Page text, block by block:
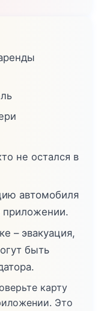
не остался в
автомобиля
приложении.
– эвакуация,
быть
карту
Это